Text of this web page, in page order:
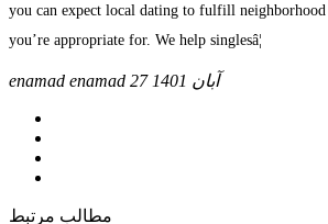
you can expect local dating to fulfill neighborhood
you’re appropriate for. We help singlesâ¦
enamad enamad 27 آبان 1401
مطالب مرتبط